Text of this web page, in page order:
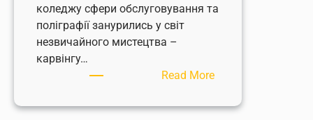
коледжу сфери обслуговування та
поліграфії занурились у світ
незвичайного мистецтва –
карвінгу…
Read More:
освіти